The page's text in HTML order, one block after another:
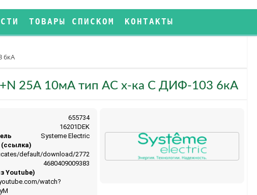
ТОВАРЫ СПИСКОМ КОНТАКТЫ
6кА
25А 10мА тип AC х-ка С ДИФ-103 6кА
655734
16201DEK
Systeme Electric
default/download/2772
4680409009383
Youtube)
watch?